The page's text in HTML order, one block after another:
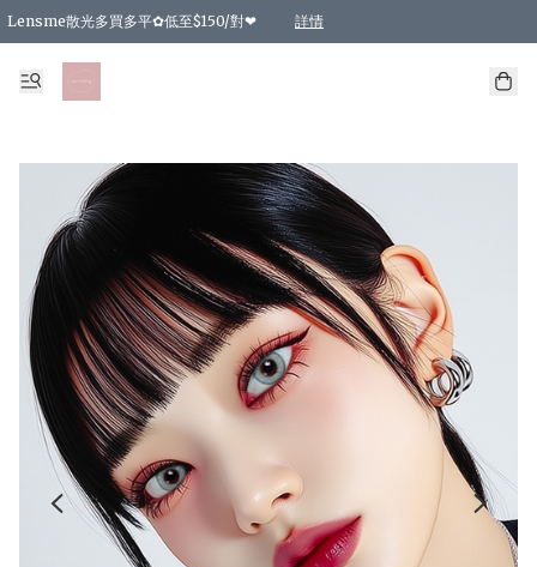
Lensme散光多買多平✿低至$150/對❤ 詳情
台灣Karacon⁩✧日拋 特價清貨❁⃘
日本韓國多款日/月拋現貨☼ 特價❤︎數量有限 售完即止
🇰🇷韓國多款月拋現貨 特價兩對$99✿數量有限 售完即止♫
精選商品，任選買2件或以上9 折；買4件或以上85 折；買6件或以上8 折
精選商品，任選買2件HKD 140.00；買4件HKD 260.00
精選商品，任選買2件HKD 190.00；買4件HKD 360.00
精選商品，任選買2件HKD 110.00；買4件HKD 180.00
精選商品，任選買2件HKD 170.00；買4件HKD 320.00
精選商品，任選買2件或以上減HKD 148.00
精選商品，任選買2件或以上減HKD 148.00
精選商品，任選買2件或以上95 折；買4件或以上9 折；買6件或以上85 折；買8件
精選商品，任選買12件或以上87 折
精選商品，任選買2件或以上減HKD 16.00；買4件或以上減HKD 32.00；買6
精選商品，任選買2件或以上95 折；買4件或以上9 折；買8件或以上85 折；買12
購物滿 HKD 800.00即享免運費優惠！（適用於 特定的送貨方式 )